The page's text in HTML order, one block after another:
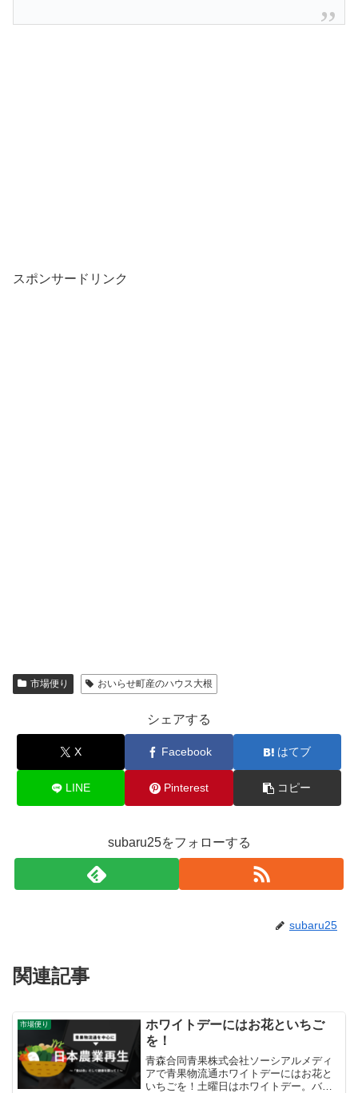
スポンサードリンク
市場便り おいらせ町産のハウス大根
シェアする
X Facebook はてブ
LINE Pinterest コピー
subaru25をフォローする
subaru25
関連記事
市場便り
ホワイトデーにはお花といちご
を！
青森合同青果株式会社ソーシアルメディ
アで青果物流通ホワイトデーにはお花と
いちごを！土曜日はホワイトデー。バレ